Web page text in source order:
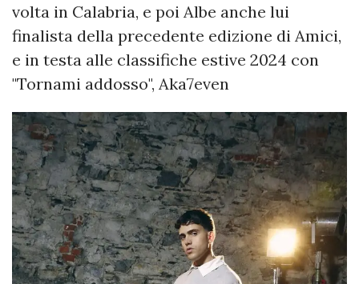
volta in Calabria, e poi Albe anche lui
finalista della precedente edizione di Amici,
e in testa alle classifiche estive 2024 con
"Tornami addosso", Aka7even